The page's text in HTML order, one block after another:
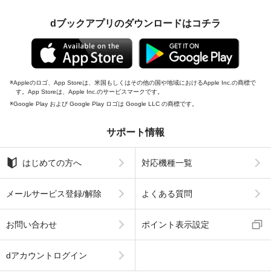
dブックアプリのダウンロードはコチラ
Appleのロゴ、App Storeは、米国もしくはその他の国や地域におけるApple Inc.の商標で
す。App Storeは、Apple Inc.のサービスマークです。
Google Play および Google Play ロゴは Google LLC の商標です。
サポート情報
はじめての方へ 対応機種一覧
メールサービス登録/解除 よくある質問
お問い合わせ ポイント表示設定
dアカウントログイン